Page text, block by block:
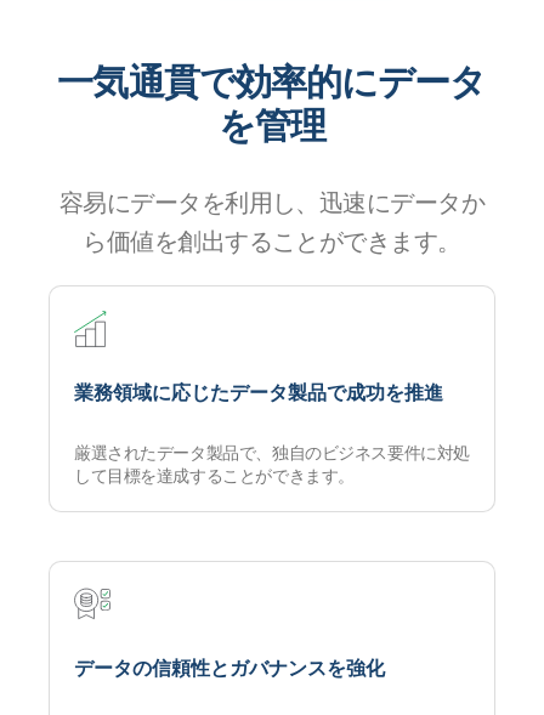
一気通貫で効率的にデータ
を管理
容易にデータを利用し、迅速にデータか
ら価値を創出することができます。
業務領域に応じたデータ製品で成功を推進
厳選されたデータ製品で、独自のビジネス要件に対処
して目標を達成することができます。
データの信頼性とガバナンスを強化